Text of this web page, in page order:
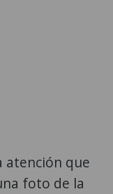
atención que
foto de la